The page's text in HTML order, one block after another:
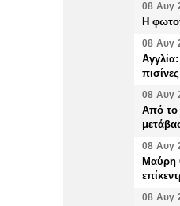
08 Αυγ
Η
08 Αυγ
08 Αυγ
Από το
08 Αυγ
Μαύρη
08 Αυγ